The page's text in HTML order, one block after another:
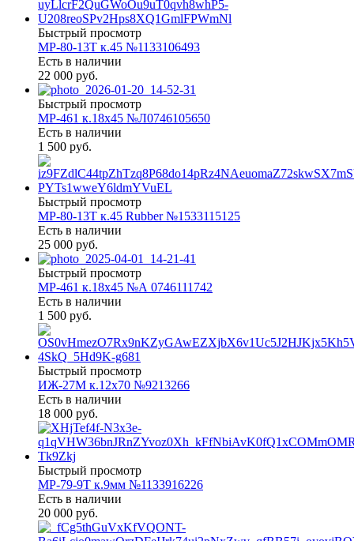
Быстрый просмотр
МР-80-13Т к.45 №1133106493
Есть в наличии
22 000 руб.
Быстрый просмотр
МР-461 к.18х45 №Л0746105650
Есть в наличии
1 500 руб.
Быстрый просмотр
МР-80-13Т к.45 Rubber №1533115125
Есть в наличии
25 000 руб.
Быстрый просмотр
МР-461 к.18х45 №А 0746111742
Есть в наличии
1 500 руб.
Быстрый просмотр
ИЖ-27М к.12х70 №9213266
Есть в наличии
18 000 руб.
Быстрый просмотр
МР-79-9Т к.9мм №1133916226
Есть в наличии
20 000 руб.